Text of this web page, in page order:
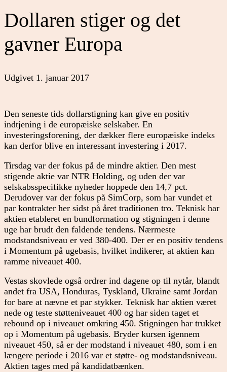
Dollaren stiger og det
gavner Europa
Udgivet 1. januar 2017
Den seneste tids dollarstigning kan give en positiv
indtjening i de europæiske selskaber. En
investeringsforening, der dækker flere europæiske indeks
kan derfor blive en interessant investering i 2017.
Tirsdag var der fokus på de mindre aktier. Den mest
stigende aktie var NTR Holding, og uden der var
selskabsspecifikke nyheder hoppede den 14,7 pct.
Derudover var der fokus på SimCorp, som har vundet et
par kontrakter her sidst på året traditionen tro. Teknisk har
aktien etableret en bundformation og stigningen i denne
uge har brudt den faldende tendens. Nærmeste
modstandsniveau er ved 380-400. Der er en positiv tendens
i Momentum på ugebasis, hvilket indikerer, at aktien kan
ramme niveauet 400.
Vestas skovlede også ordrer ind dagene op til nytår, blandt
andet fra USA, Honduras, Tyskland, Ukraine samt Jordan
for bare at nævne et par stykker. Teknisk har aktien været
nede og teste støtteniveauet 400 og har siden taget et
rebound op i niveauet omkring 450. Stigningen har trukket
op i Momentum på ugebasis. Bryder kursen igennem
niveauet 450, så er der modstand i niveauet 480, som i en
længere periode i 2016 var et støtte- og modstandsniveau.
Aktien tages med på kandidatbænken.